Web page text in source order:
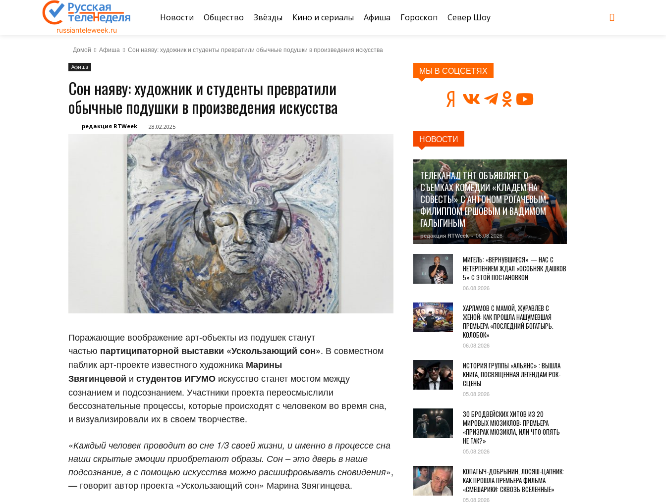
russianteleweek.ru
Новости Общество Звёзды Кино и сериалы Афиша Гороскоп Север Шоу
Домой Афиша Сон наяву: художник и студенты превратили обычные подушки в произведения искусства
Афиша
Сон наяву: художник и студенты превратили
обычные подушки в произведения искусства
редакция RTWeek 28.02.2025
Поражающие воображение арт-объекты из подушек станут
частью партиципаторной выставки «Ускользающий сон». В совместном
паблик арт-проекте известного художника Марины
Звягинцевой и студентов ИГУМО искусство станет мостом между
сознанием и подсознанием. Участники проекта переосмыслили
бессознательные процессы, которые происходят с человеком во время сна,
и визуализировали их в своем творчестве.
«Каждый человек проводит во сне 1/3 своей жизни, и именно в процессе сна
наши скрытые эмоции приобретают образы. Сон – это дверь в наше
подсознание, а с помощью искусства можно расшифровывать сновидения»,
— говорит автор проекта «Ускользающий сон» Марина Звягинцева.
МЫ В СОЦСЕТЯХ
НОВОСТИ
ТЕЛЕКАНАЛ ТНТ ОБЪЯВЛЯЕТ О
СЪЕМКАХ КОМЕДИИ «КЛАДЕМ НА
СОВЕСТЬ!» С АНТОНОМ РОГАЧЕВЫМ,
ФИЛИППОМ ЕРШОВЫМ И ВАДИМОМ
ГАЛЫГИНЫМ
редакция RTWeek - 06.08.2026
МИГЕЛЬ: «ВЕРНУВШИЕСЯ» — НАС С
НЕТЕРПЕНИЕМ ЖДАЛ «ОСОБНЯК ДАШКОВ
5» С ЭТОЙ ПОСТАНОВКОЙ
06.08.2026
ХАРЛАМОВ С МАМОЙ, ЖУРАВЛЕВ С
ЖЕНОЙ: КАК ПРОШЛА НАШУМЕВШАЯ
ПРЕМЬЕРА «ПОСЛЕДНИЙ БОГАТЫРЬ.
КОЛОБОК»
06.08.2026
ИСТОРИЯ ГРУППЫ «АЛЬЯНС» : ВЫШЛА
КНИГА, ПОСВЯЩЕННАЯ ЛЕГЕНДАМ РОК-
СЦЕНЫ
05.08.2026
30 БРОДВЕЙСКИХ ХИТОВ ИЗ 20
МИРОВЫХ МЮЗИКЛОВ: ПРЕМЬЕРА
«ПРИЗРАК МЮЗИКЛА, ИЛИ ЧТО ОПЯТЬ
НЕ ТАК?»
05.08.2026
КОПАТЫЧ-ДОБРЫНИН, ЛОСЯШ-ЦАПНИК:
КАК ПРОШЛА ПРЕМЬЕРА ФИЛЬМА
«СМЕШАРИКИ: СКВОЗЬ ВСЕЛЕННЫЕ»
05.08.2026